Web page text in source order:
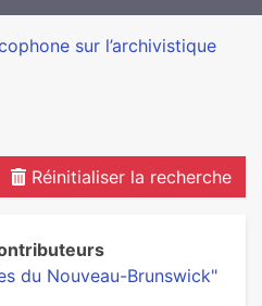
sur l’archivistique
Réinitialiser la recherche
du Nouveau-Brunswick"